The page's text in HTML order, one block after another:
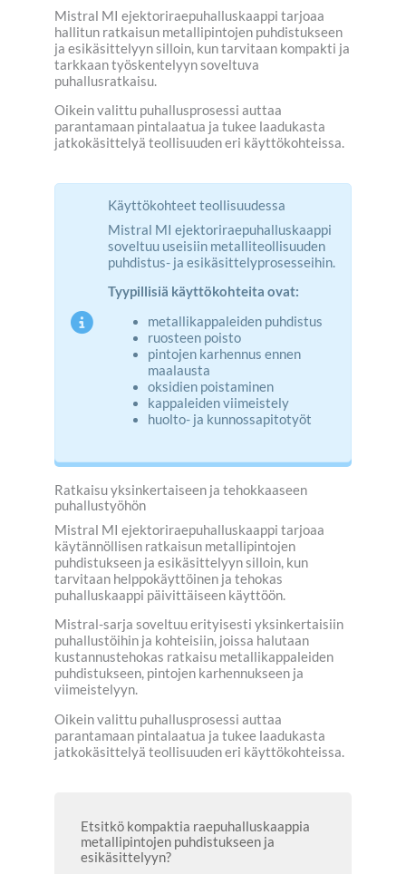
Mistral MI ejektoriraepuhalluskaappi tarjoaa
hallitun ratkaisun metallipintojen puhdistukseen
ja esikäsittelyyn silloin, kun tarvitaan kompakti ja
tarkkaan työskentelyyn soveltuva
puhallusratkaisu.
Oikein valittu puhallusprosessi auttaa
parantamaan pintalaatua ja tukee laadukasta
jatkokäsittelyä teollisuuden eri käyttökohteissa.
Käyttökohteet teollisuudessa
Mistral MI ejektoriraepuhalluskaappi
soveltuu useisiin metalliteollisuuden
puhdistus- ja esikäsittelyprosesseihin.
Tyypillisiä käyttökohteita ovat:
metallikappaleiden puhdistus
ruosteen poisto
pintojen karhennus ennen
maalausta
oksidien poistaminen
kappaleiden viimeistely
huolto- ja kunnossapitotyöt
Ratkaisu yksinkertaiseen ja tehokkaaseen
puhallustyöhön
Mistral MI ejektoriraepuhalluskaappi tarjoaa
käytännöllisen ratkaisun metallipintojen
puhdistukseen ja esikäsittelyyn silloin, kun
tarvitaan helppokäyttöinen ja tehokas
puhalluskaappi päivittäiseen käyttöön.
Mistral-sarja soveltuu erityisesti yksinkertaisiin
puhallustöihin ja kohteisiin, joissa halutaan
kustannustehokas ratkaisu metallikappaleiden
puhdistukseen, pintojen karhennukseen ja
viimeistelyyn.
Oikein valittu puhallusprosessi auttaa
parantamaan pintalaatua ja tukee laadukasta
jatkokäsittelyä teollisuuden eri käyttökohteissa.
Etsitkö kompaktia raepuhalluskaappia
metallipintojen puhdistukseen ja
esikäsittelyyn?